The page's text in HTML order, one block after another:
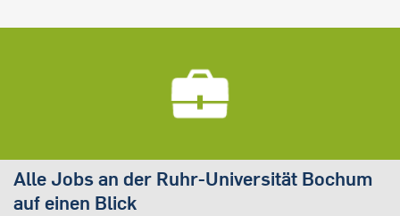
Alle Jobs an der Ruhr-Universität Bochum
auf einen Blick